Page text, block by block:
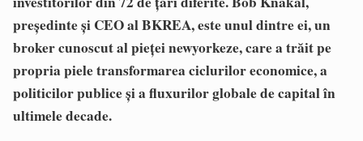
președinte și CEO al BKREA, este unul dintre ei, un
broker cunoscut al pieței newyorkeze, care a trăit pe
propria piele transformarea ciclurilor economice, a
politicilor publice și a fluxurilor globale de capital în
ultimele decade.